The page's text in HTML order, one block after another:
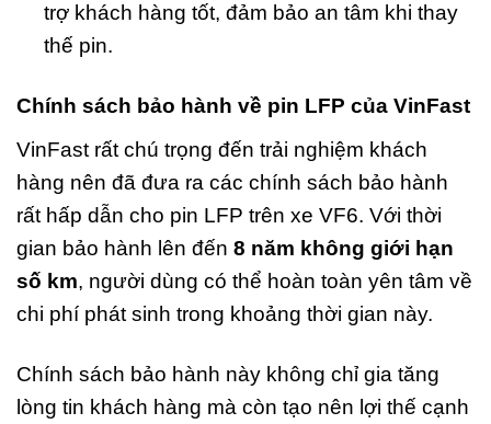
trợ khách hàng tốt, đảm bảo an tâm khi thay
thế pin.
Chính sách bảo hành về pin LFP của VinFast
VinFast rất chú trọng đến trải nghiệm khách
hàng nên đã đưa ra các chính sách bảo hành
rất hấp dẫn cho pin LFP trên xe VF6. Với thời
gian bảo hành lên đến 8 năm không giới hạn
số km, người dùng có thể hoàn toàn yên tâm về
chi phí phát sinh trong khoảng thời gian này.
Chính sách bảo hành này không chỉ gia tăng
lòng tin khách hàng mà còn tạo nên lợi thế cạnh